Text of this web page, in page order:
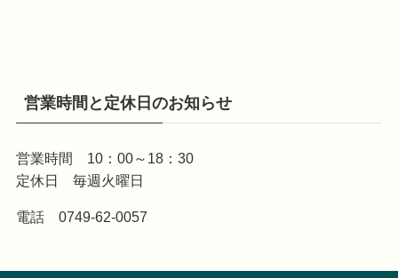
営業時間と定休日のお知らせ
営業時間 10：00～18：30
定休日 毎週火曜日
電話 0749-62-0057